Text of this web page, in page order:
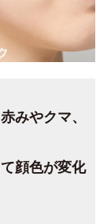
みやクマ、
顔色が変化